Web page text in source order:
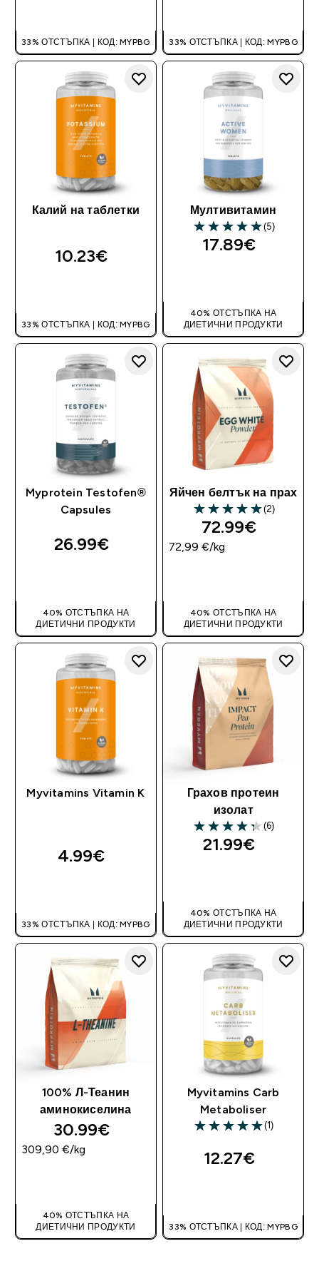
33% ОТСТЪПКА | КОД: MYPBG 33% ОТСТЪПКА | КОД: MYPBG
Калий на таблетки
10.23€‎
33% ОТСТЪПКА | КОД: MYPBG
Мултивитамин
5 out of 5 stars
(5)
17.89€‎
40% ОТСТЪПКА НА
ДИЕТИЧНИ ПРОДУКТИ
Myprotein Testofen®
Capsules
26.99€‎
40% ОТСТЪПКА НА
ДИЕТИЧНИ ПРОДУКТИ
Яйчен белтък на прах
5 out of 5 stars
(2)
72.99€‎
72,99 €‎/kg
40% ОТСТЪПКА НА
ДИЕТИЧНИ ПРОДУКТИ
Myvitamins Vitamin K
4.99€‎
33% ОТСТЪПКА | КОД: MYPBG
Грахов протеин
изолат
4.33 out of 5 stars
(6)
21.99€‎
40% ОТСТЪПКА НА
ДИЕТИЧНИ ПРОДУКТИ
100% Л-Теанин
аминокиселина
30.99€‎
309,90 €‎/kg
40% ОТСТЪПКА НА
ДИЕТИЧНИ ПРОДУКТИ
Myvitamins Carb
Metaboliser
5 out of 5 stars
(1)
12.27€‎
33% ОТСТЪПКА | КОД: MYPBG